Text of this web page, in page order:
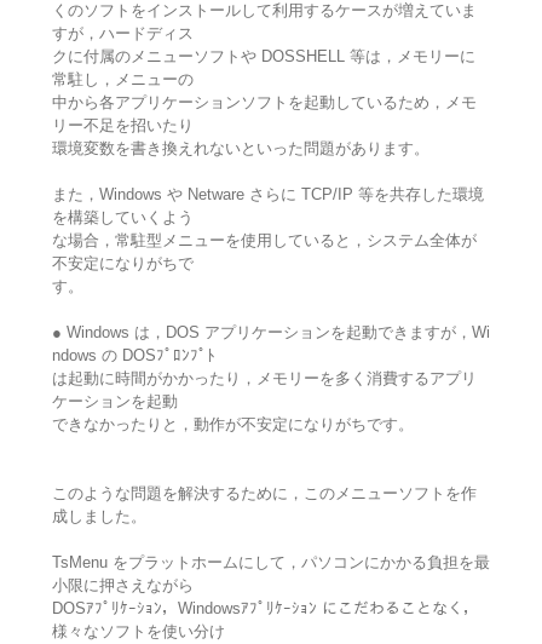
くのソフトをインストールして利用するケースが増えていま
すが，ハードディス
クに付属のメニューソフトや DOSSHELL 等は，メモリーに
常駐し，メニューの
中から各アプリケーションソフトを起動しているため，メモ
リー不足を招いたり
環境変数を書き換えれないといった問題があります。
また，Windows や Netware さらに TCP/IP 等を共存した環境
を構築していくよう
な場合，常駐型メニューを使用していると，システム全体が
不安定になりがちで
す。
● Windows は，DOS アプリケーションを起動できますが，Wi
ndows の DOSﾌﾟﾛﾝﾌﾟﾄ
は起動に時間がかかったり，メモリーを多く消費するアプリ
ケーションを起動
できなかったりと，動作が不安定になりがちです。
このような問題を解決するために，このメニューソフトを作
成しました。
TsMenu をプラットホームにして，パソコンにかかる負担を最
小限に押さえながら
DOSｱﾌﾟﾘｹｰｼｮﾝ，Windowsｱﾌﾟﾘｹｰｼｮﾝ にこだわることなく，
様々なソフトを使い分け